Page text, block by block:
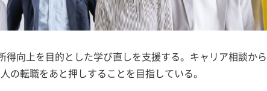
向上を目的とした学び直しを支援する。キャリア相談か
の転職をあと押しすることを目指している。